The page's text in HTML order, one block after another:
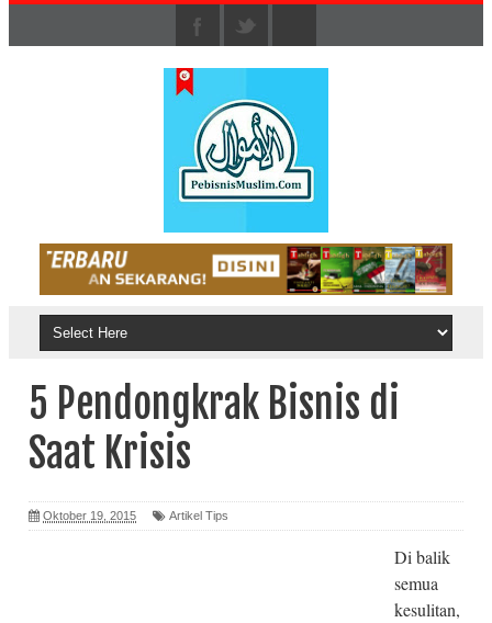
5 Pendongkrak Bisnis di
Saat Krisis
Oktober 19, 2015 Artikel Tips
Di balik
semua
kesulitan,